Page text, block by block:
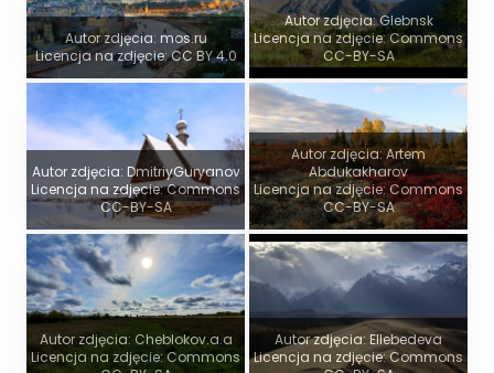
Autor zdjęcia: mos.ru
Licencja na zdjęcie: CC BY 4.0
Autor zdjęcia: Glebnsk
Licencja na zdjęcie: Commons
CC-BY-SA
Autor zdjęcia: DmitriyGuryanov
Licencja na zdjęcie: Commons
CC-BY-SA
Autor zdjęcia: Artem
Abdukakharov
Licencja na zdjęcie: Commons
CC-BY-SA
Autor zdjęcia: Cheblokov.a.a
Licencja na zdjęcie: Commons
Autor zdjęcia: Ellebedeva
Licencja na zdjęcie: Commons